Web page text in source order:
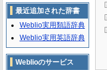
最近追加された辞書
Weblio実用類語辞典
Weblio実用英語辞典
Weblioのサービス